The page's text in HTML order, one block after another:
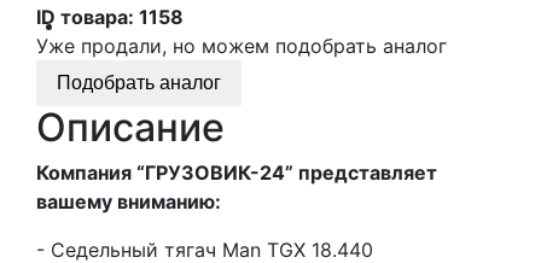
Автобусы
Спецтехника
ID товара: 1158
Уже продали, но можем подобрать аналог
Подобрать аналог
Описание
Компания “ГРУЗОВИК-24” представляет
вашему вниманию:
- Седельный тягач Man TGX 18.440